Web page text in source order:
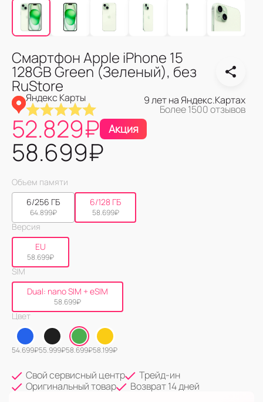
Смартфон Apple iPhone 15
128GB Green (Зеленый), без
RuStore
Яндекс Карты 9 лет на Яндекс.Картах
Более 1500 отзывов
52.829₽ Акция
58.699₽
Объем памяти
6/256 ГБ
64.899₽
6/128 ГБ
58.699₽
Версия
EU
58.699₽
SIM
Dual: nano SIM + eSIM
58.699₽
Цвет
54.699₽55.999₽58.699₽58.199₽
Свой сервисный центр
Трейд-ин
Оригинальный товар
Возврат 14 дней